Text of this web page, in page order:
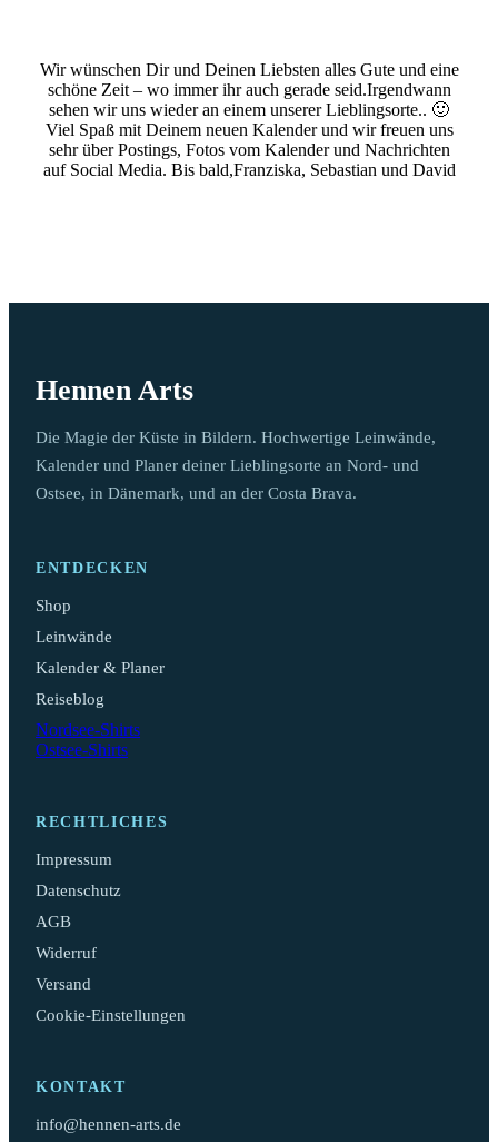
Wir wünschen Dir und Deinen Liebsten alles Gute und eine
schöne Zeit – wo immer ihr auch gerade seid.Irgendwann
sehen wir uns wieder an einem unserer Lieblingsorte.. 🙂
Viel Spaß mit Deinem neuen Kalender und wir freuen uns
sehr über Postings, Fotos vom Kalender und Nachrichten
auf Social Media. Bis bald,Franziska, Sebastian und David
Hennen Arts
Die Magie der Küste in Bildern. Hochwertige Leinwände,
Kalender und Planer deiner Lieblingsorte an Nord- und
Ostsee, in Dänemark, und an der Costa Brava.
ENTDECKEN
Shop
Leinwände
Kalender & Planer
Reiseblog
Nordsee-Shirts
Ostsee-Shirts
RECHTLICHES
Impressum
Datenschutz
AGB
Widerruf
Versand
Cookie-Einstellungen
KONTAKT
info@hennen-arts.de